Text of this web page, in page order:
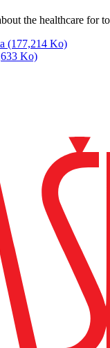
the healthcare for
(177,214 Ko)
Ko)